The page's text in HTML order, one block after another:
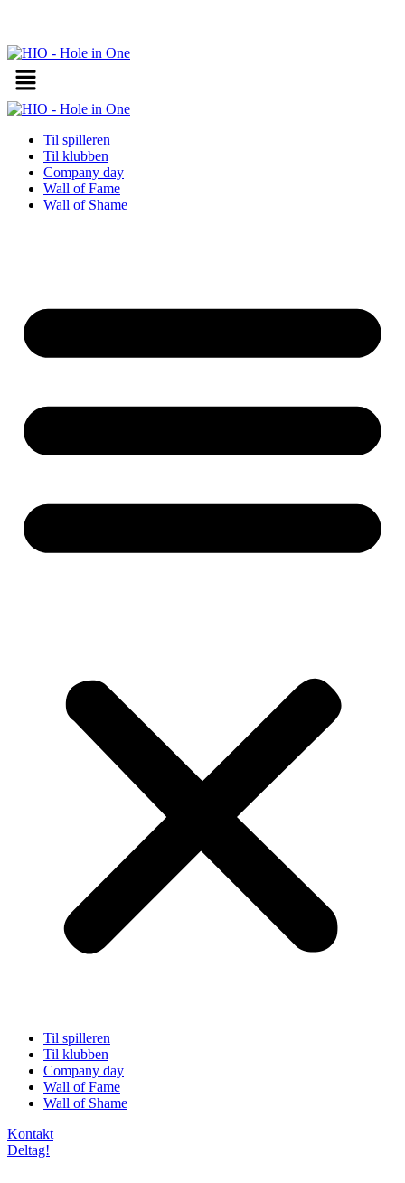
indhold
Til spilleren
Til klubben
Company day
Wall of Fame
Wall of Shame
Til spilleren
Til klubben
Company day
Wall of Fame
Wall of Shame
Kontakt
Deltag!